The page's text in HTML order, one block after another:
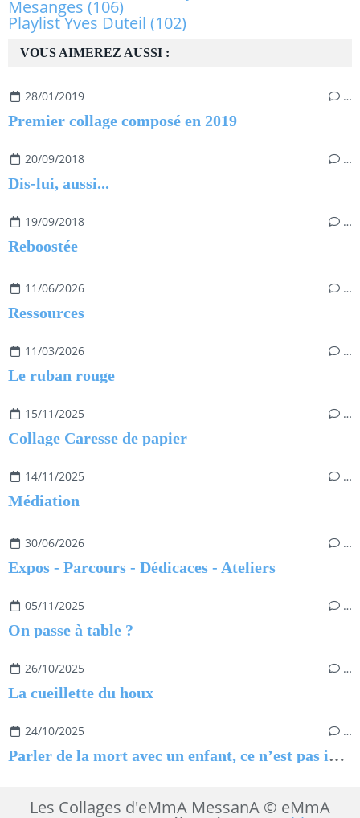
VOUS AIMEREZ AUSSI :
28/01/2019 …
Premier collage composé en 2019
20/09/2018 …
Dis-lui, aussi...
19/09/2018 …
Reboostée
11/06/2026 …
Ressources
11/03/2026 …
Le ruban rouge
15/11/2025 …
Collage Caresse de papier
14/11/2025 …
Médiation
30/06/2026 …
Expos - Parcours - Dédicaces - Ateliers
05/11/2025 …
On passe à table ?
26/10/2025 …
La cueillette du houx
24/10/2025 …
Parler de la mort avec un enfant, ce n’est pas impossible
Mesanges (106)
Playlist Yves Duteil (102)
Les Collages d'eMmA MessanA © eMmA